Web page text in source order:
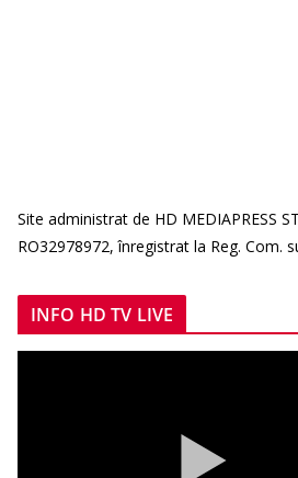
Site administrat de HD MEDIAPRESS
RO32978972, înregistrat la Reg. Com.
INFO HD TV LIVE